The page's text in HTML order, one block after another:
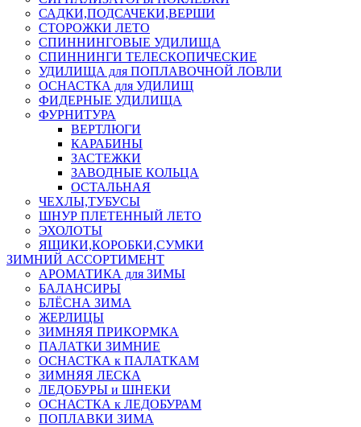
САДКИ,ПОДСАЧЕКИ,ВЕРШИ
СТОРОЖКИ ЛЕТО
СПИННИНГОВЫЕ УДИЛИЩА
СПИННИНГИ ТЕЛЕСКОПИЧЕСКИЕ
УДИЛИЩА для ПОПЛАВОЧНОЙ ЛОВЛИ
ОСНАСТКА для УДИЛИЩ
ФИДЕРНЫЕ УДИЛИЩА
ФУРНИТУРА
ВЕРТЛЮГИ
КАРАБИНЫ
ЗАСТЕЖКИ
ЗАВОДНЫЕ КОЛЬЦА
ОСТАЛЬНАЯ
ЧЕХЛЫ,ТУБУСЫ
ШНУР ПЛЕТЕННЫЙ ЛЕТО
ЭХОЛОТЫ
ЯЩИКИ,КОРОБКИ,СУМКИ
ЗИМНИЙ АССОРТИМЕНТ
АРОМАТИКА для ЗИМЫ
БАЛАНСИРЫ
БЛЁСНА ЗИМА
ЖЕРЛИЦЫ
ЗИМНЯЯ ПРИКОРМКА
ПАЛАТКИ ЗИМНИЕ
ОСНАСТКА к ПАЛАТКАМ
ЗИМНЯЯ ЛЕСКА
ЛЕДОБУРЫ и ШНЕКИ
ОСНАСТКА к ЛЕДОБУРАМ
ПОПЛАВКИ ЗИМА